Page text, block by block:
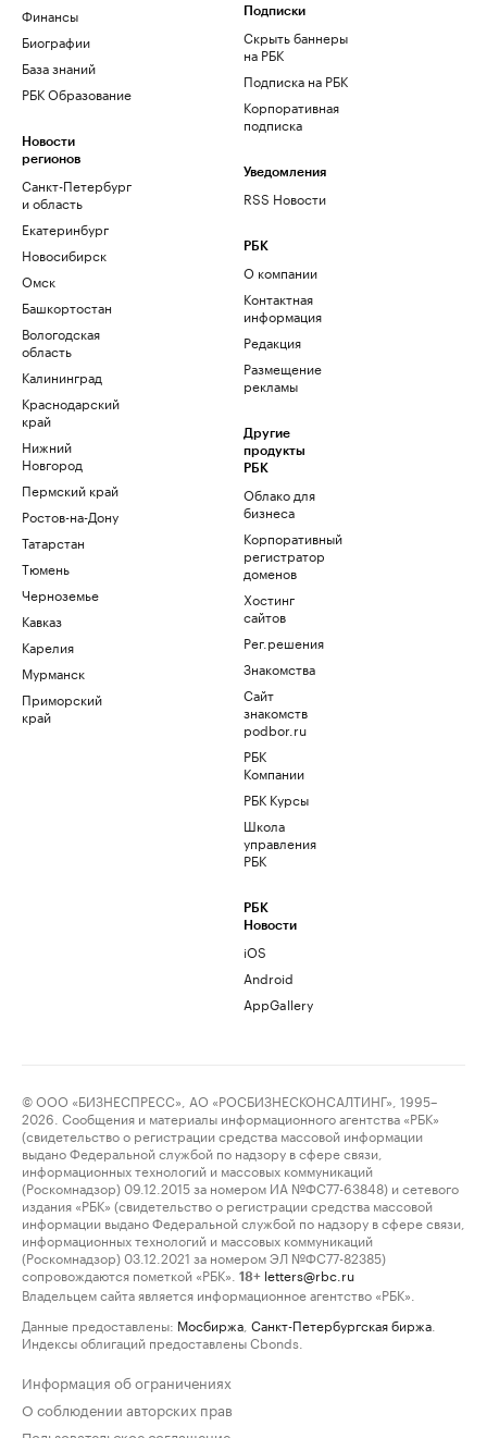
Финансы
Биографии
База знаний
РБК Образование
Новости
регионов
Санкт-Петербург
и область
Екатеринбург
Новосибирск
Омск
Башкортостан
Вологодская
область
Калининград
Краснодарский
край
Нижний
Новгород
Пермский край
Ростов-на-Дону
Татарстан
Тюмень
Черноземье
Кавказ
Карелия
Мурманск
Приморский
край
Подписки
Скрыть баннеры
на РБК
Подписка на РБК
Корпоративная
подписка
Уведомления
RSS Новости
РБК
О компании
Контактная
информация
Редакция
Размещение
рекламы
Другие
продукты
РБК
Облако для
бизнеса
Корпоративный
регистратор
доменов
Хостинг
сайтов
Рег.решения
Знакомства
Сайт
знакомств
podbor.ru
РБК
Компании
РБК Курсы
Школа
управления
РБК
РБК
Новости
iOS
Android
AppGallery
© ООО «БИЗНЕСПРЕСС», АО «РОСБИЗНЕСКОНСАЛТИНГ», 1995–
2026. Сообщения и материалы информационного агентства «РБК»
(свидетельство о регистрации средства массовой информации
выдано Федеральной службой по надзору в сфере связи,
информационных технологий и массовых коммуникаций
(Роскомнадзор) 09.12.2015 за номером ИА №ФС77-63848) и сетевого
издания «РБК» (свидетельство о регистрации средства массовой
информации выдано Федеральной службой по надзору в сфере связи,
информационных технологий и массовых коммуникаций
(Роскомнадзор) 03.12.2021 за номером ЭЛ №ФС77-82385)
сопровождаются пометкой «РБК».
18+ letters@rbc.ru
Владельцем сайта является информационное агентство «РБК».
Данные предоставлены: Мосбиржа Санкт-Петербургская биржа
Индексы облигаций предоставлены Cbonds.
Информация об ограничениях
О соблюдении авторских прав